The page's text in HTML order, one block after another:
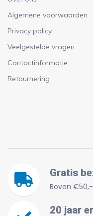
Algemene voorwaarden
Privacy policy
Veelgestelde vragen
Contactinformatie
Retournering
Gratis
Boven €50,-
20 jaar